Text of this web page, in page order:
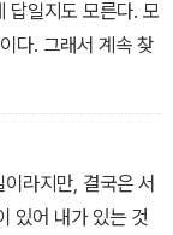
답일지도 모른다. 모
다. 그래서 계속 찾
라지만, 결국은 서
있어 내가 있는 것